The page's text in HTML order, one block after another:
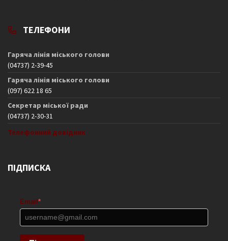
ТЕЛЕФОНИ
Гаряча лінія міського голови
(04737) 2-39-45
Гаряча лінія міського голови
(097) 622 18 65
Секретар міської ради
(04737) 2-30-31
Телефонний довідник
ПІДПИСКА
Email *